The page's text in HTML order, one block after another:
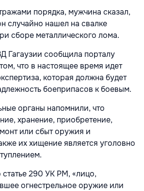
порядка, мужчина сказал,
случайно нашел на свалке
сборе металлического лома.
Гагаузии сообщила порталу
что в настоящее время идет
которая должна будет
боеприпасов к боевым.
органы напомнили, что
хранение, приобретение,
или сбыт оружия и
их хищение является уголовно
290 УК РМ, «лицо,
огнестрельное оружие или